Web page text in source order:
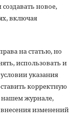
новое,
включая
на статью, но
использовать и
указания
корректную
журнале,
изменений